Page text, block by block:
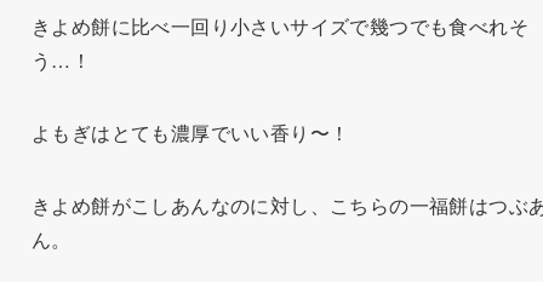
きよめ餅に比べ一回り小さいサイズで幾つでも食べれそ
う…！
よもぎはとても濃厚でいい香り〜！
きよめ餅がこしあんなのに対し、こちらの一福餅はつぶ
ん。